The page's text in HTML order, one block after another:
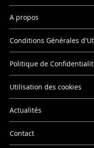
A propos
Conditions Générales
Politique de
Utilisation des cookies
Actualités
Contact